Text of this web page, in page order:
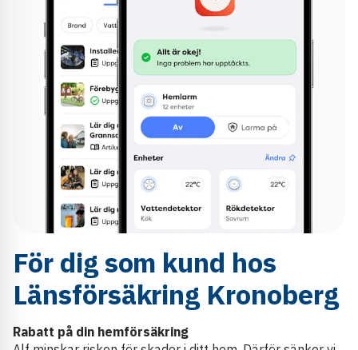
För dig som kund hos
Länsförsäkring Kronoberg
Rabatt på din hemförsäkring